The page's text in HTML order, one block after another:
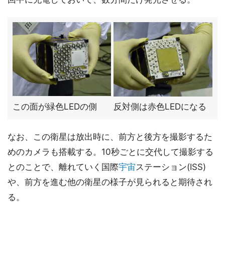
この面が緑色LEDの側 反対側は赤色LEDになる
なお、この衛星は放出時に、前方と後方を撮影するた
めのカメラも搭載する。10秒ごとに交代して撮影する
とのことで、離れていく国際宇宙ステーション(ISS)
や、前方を進む他の衛星の様子が見られると期待され
る。